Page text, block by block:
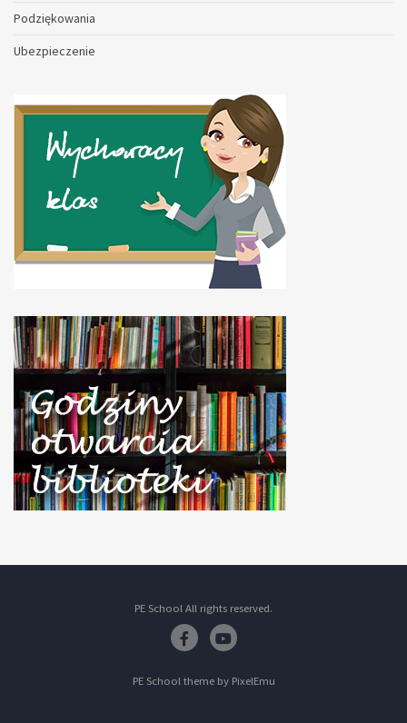
Podziękowania
Ubezpieczenie
PE School All rights reserved.
PE School theme by PixelEmu